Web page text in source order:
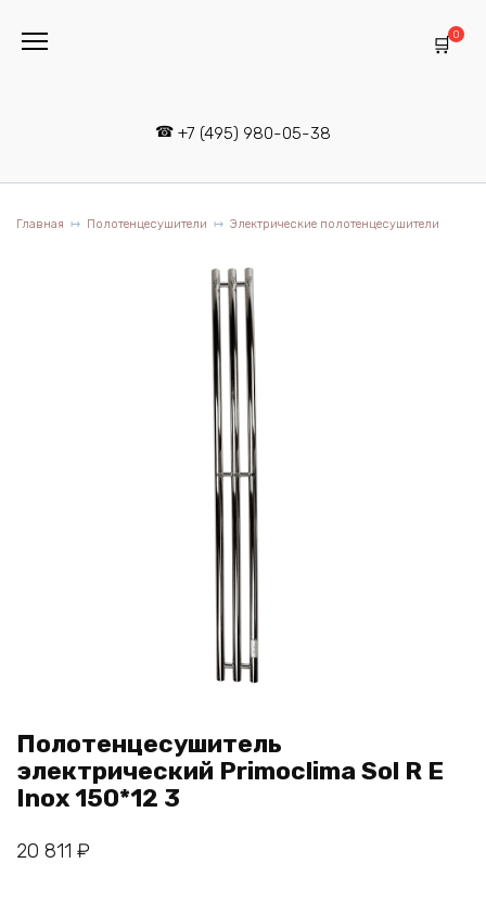
содержанию
+7 (495) 980-05-38
0
Главная Полотенцесушители Электрические полотенцесушители
Полотенцесушитель
электрический Primoclima Sol R E
Inox 150*12 3
20 811 ₽